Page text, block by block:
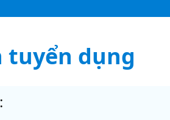
dụng